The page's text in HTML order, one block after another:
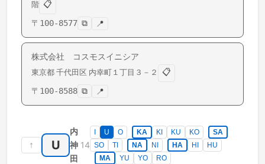
階 📋
〒 100-8577 ⧉ 📍
株式会社 コスモスイニシア
東京都 千代田区 内幸町 １丁目３－２
📋
〒 100-8588 ⧉ 📍
↑ U
内
神
田
14
I U O KA KI KU KO
SA
SO
TI NA NI HA HI
HU
MA
YU YO RO